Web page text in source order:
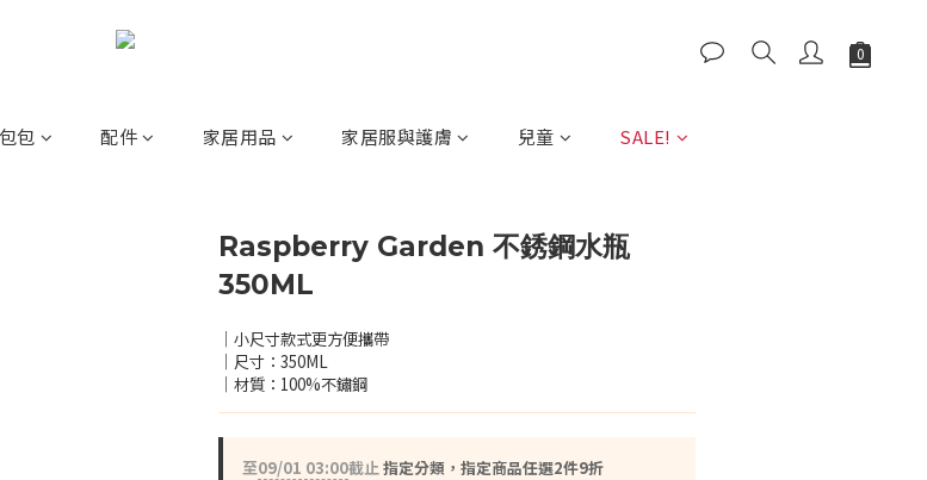
包包 配件 家居用品 家居服與護膚 兒童 SALE!
Raspberry Garden 不銹鋼水瓶
350ML
｜小尺寸款式更方便攜帶
｜尺寸：350ML
｜材質：100%不鏽鋼
至09/01 03:00截止指定分類，指定商品任選2件9折